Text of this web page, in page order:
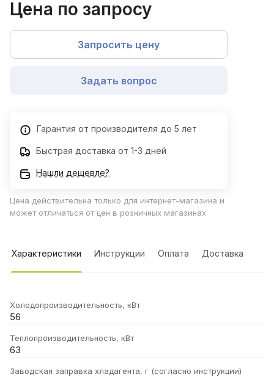
Цена по запросу
Запросить цену
Задать вопрос
Гарантия от производителя до 5 лет
Быстрая доставка от 1-3 дней
Нашли дешевле?
Цена действительна только для интернет-магазина и
может отличаться от цен в розничных магазинах
Характеристики Инструкции Оплата Доставка
Холодопроизводительность, кВт
56
Теплопроизводительность, кВт
63
Заводская заправка хладагента, г (согласно инструкции)